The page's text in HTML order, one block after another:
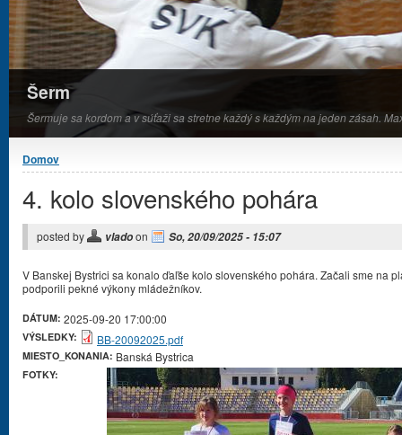
Šerm
Šermuje sa kordom a v súťaži sa stretne každý s každým na jeden zásah.
Nachádzate sa tu
Domov
4. kolo slovenského pohára
posted by vladoon So, 20/09/2025 - 15:07
V Banskej Bystrici sa konalo ďaľše kolo slovenského pohára. Začali sme na
podporili pekné výkony mládežníkov.
DÁTUM: 2025-09-20 17:00:00
VÝSLEDKY: BB-20092025.pdf
MIESTO_KONANIA: Banská Bystrica
FOTKY: